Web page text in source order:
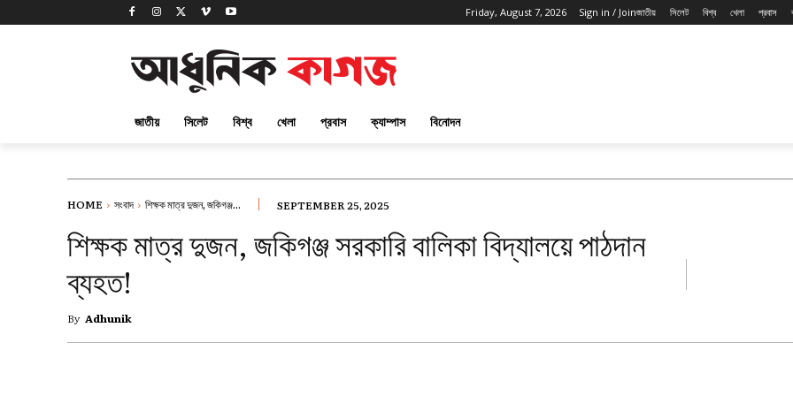
Friday, August 7, 2026 Sign in / Joinজাতীয় সিলেট বিশ্ব খেলা প্রবাস
জাতীয় সিলেট বিশ্ব খেলা প্রবাস ক্যাম্পাস বিনোদন
HOME সংবাদ শিক্ষক মাত্র দুজন, জকিগঞ্জ... SEPTEMBER 25, 2025
শিক্ষক মাত্র দুজন, জকিগঞ্জ সরকারি বালিকা বিদ্যালয়ে পাঠদান
ব্যহত!
By Adhunik